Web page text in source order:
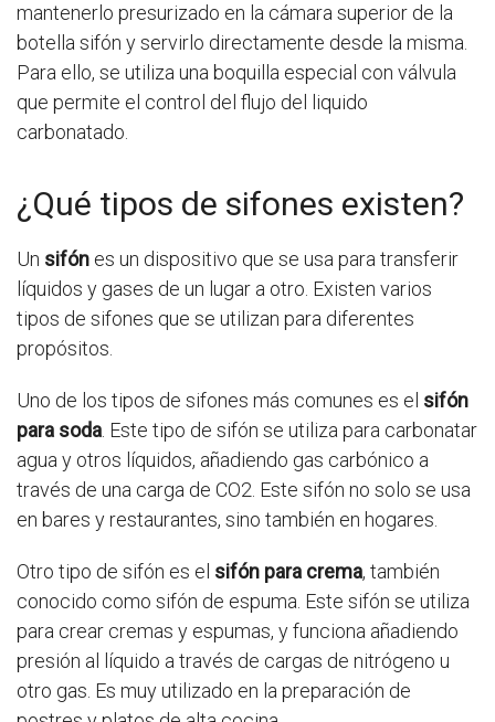
mantenerlo presurizado en la cámara superior de la
botella sifón y servirlo directamente desde la misma.
Para ello, se utiliza una boquilla especial con válvula
que permite el control del flujo del liquido
carbonatado.
¿Qué tipos de sifones existen?
Un sifón es un dispositivo que se usa para transferir
líquidos y gases de un lugar a otro. Existen varios
tipos de sifones que se utilizan para diferentes
propósitos.
Uno de los tipos de sifones más comunes es el sifón
para soda . Este tipo de sifón se utiliza para carbonatar
agua y otros líquidos, añadiendo gas carbónico a
través de una carga de CO2. Este sifón no solo se usa
en bares y restaurantes, sino también en hogares.
Otro tipo de sifón es el sifón para crema, también
conocido como sifón de espuma. Este sifón se utiliza
para crear cremas y espumas, y funciona añadiendo
presión al líquido a través de cargas de nitrógeno u
otro gas. Es muy utilizado en la preparación de